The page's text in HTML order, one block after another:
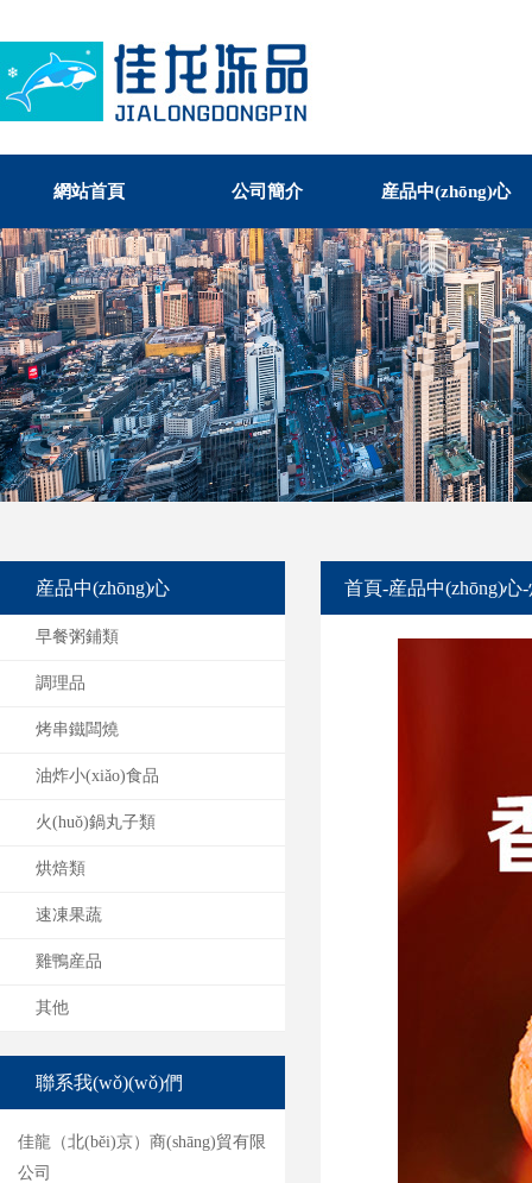
網站首頁 公司簡介 産品中(zhōng)心
産品中(zhōng)心
早餐粥鋪類
調理品
烤串鐵闆燒
油炸小(xiǎo)食品
火(huǒ)鍋丸子類
烘焙類
速凍果蔬
雞鴨産品
其他
聯系我(wǒ)(wǒ)們
佳龍（北(běi)京）商(shāng)貿有限
公司
首頁-産品中(zhōng)心-